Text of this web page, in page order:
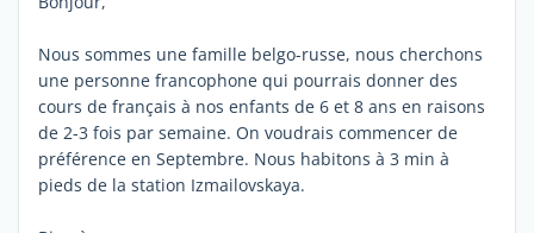
Nous sommes une famille belgo-russe, nous cherchons
une personne francophone qui pourrais donner des
cours de français à nos enfants de 6 et 8 ans en raisons
de 2-3 fois par semaine. On voudrais commencer de
préférence en Septembre. Nous habitons à 3 min à
pieds de la station Izmailovskaya.